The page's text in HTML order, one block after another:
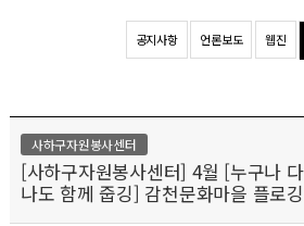
공지사항 언론보도 웹진
사하구자원봉사센터
[사하구자원봉사센터] 4월 [누구나
나도 함께 줍깅] 감천문화마을 플로